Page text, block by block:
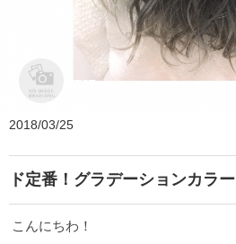
ZEST ange
2018/03/25
ド定番！グラデーションカラー
こんにちわ！